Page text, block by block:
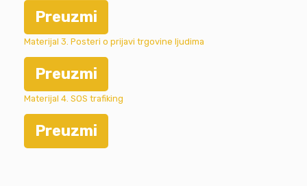
Preuzmi
Materijal 3. Posteri o prijavi trgovine ljudima
Preuzmi
Materijal 4. SOS trafiking
Preuzmi